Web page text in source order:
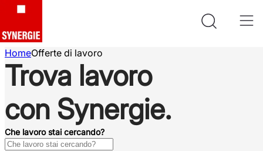
HomeOfferte di lavoro
Trova lavoro
con Synergie.
Che lavoro stai cercando?